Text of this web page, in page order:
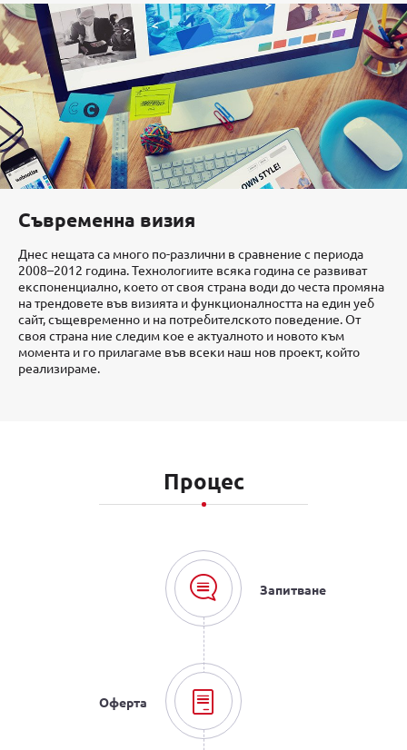
Съвременна визия
Днес нещата са много по-различни в сравнение с периода
2008–2012 година. Технологиите всяка година се развиват
експоненциално, което от своя страна води до честа промяна
на трендовете във визията и функционалността на един уеб
сайт, същевременно и на потребителското поведение. От
своя страна ние следим кое е актуалното и новото към
момента и го прилагаме във всеки наш нов проект, който
реализираме.
Процес
Запитване
Оферта